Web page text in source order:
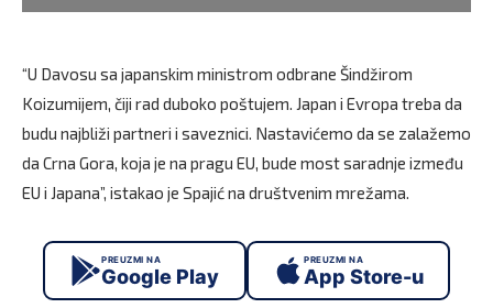
“U Davosu sa japanskim ministrom odbrane Šindžirom
Koizumijem, čiji rad duboko poštujem. Japan i Evropa treba da
budu najbliži partneri i saveznici. Nastavićemo da se zalažemo
da Crna Gora, koja je na pragu EU, bude most saradnje između
EU i Japana”, istakao je Spajić na društvenim mrežama.
PREUZMI NA
Google Play
PREUZMI NA
App Store-u